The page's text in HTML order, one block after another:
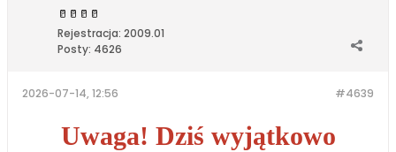
🥛 🥛 🥛 🥛
Rejestracja: 2009.01
Posty: 4626
#4639
2026-07-14, 12:56
Uwaga! Dziś wyjątkowo